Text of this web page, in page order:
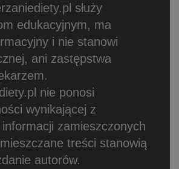
służy
edukacyjnym, ma
i nie stanowi
ani zastępstwa
nie ponosi
wynikającej z
zamieszczonych
treści stanowią
autorów.